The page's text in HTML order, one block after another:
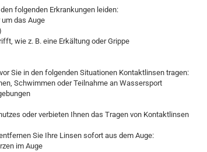
folgenden Erkrankungen leiden:
das Auge
wie z. B. eine Erkältung oder Grippe
Sie in den folgenden Situationen Kontaktlinsen tragen:
Schwimmen oder Teilnahme an Wassersport
oder verbieten Ihnen das Tragen von Kontaktlinsen
Sie Ihre Linsen sofort aus dem Auge:
im Auge